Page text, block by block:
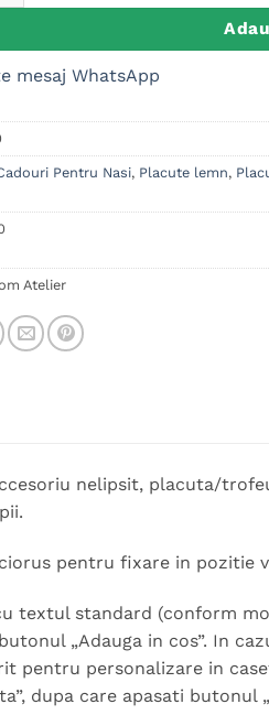
mesaj WhatsApp
Pentru Nasi, Placute lemn,
Atelier
nelipsit, placuta/
pentru fixare in pozitie
textul standard (conform
„Adauga in cos”. In
pentru personalizare in
dupa care apasati butonul